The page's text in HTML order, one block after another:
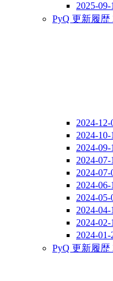
2025-
PyQ 更新履歴
2024-
2024-
2024-
2024-
2024-
2024-
2024-
2024-
2024-
2024-
PyQ 更新履歴